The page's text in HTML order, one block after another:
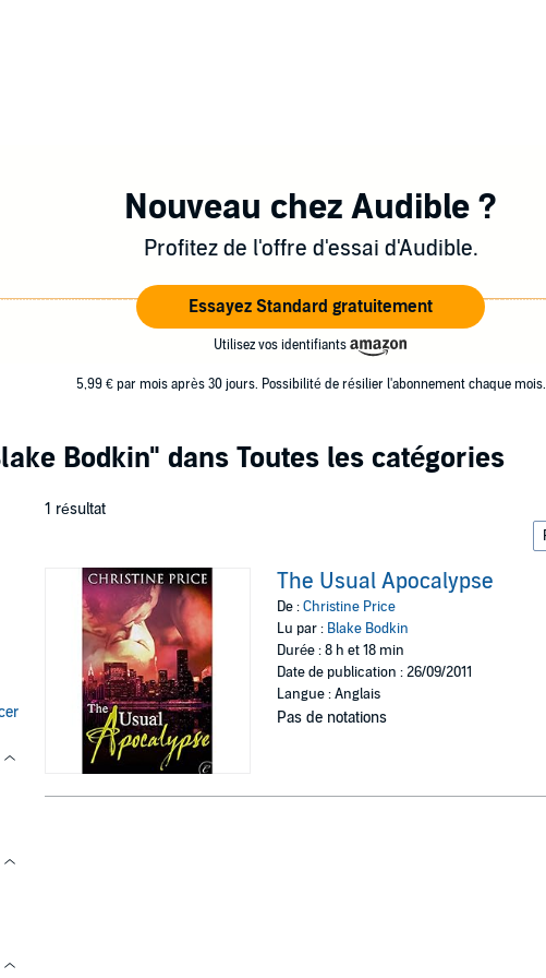
Nouveau chez Audible ?
Profitez de l'offre d'essai d'Audible.
Essayez Standard gratuitement
Utilisez vos identifiants
5,99 € par mois après 30 jours. Possibilité de résilier l'abonnement chaque mois.
Bodkin" dans Toutes les catégories
1 résultat
The Usual Apocalypse
De :Christine Price
Lu par : Blake Bodkin
Durée : 8 h et 18 min
Date de publication : 26/09/2011
Langue : Anglais
Pas de notations